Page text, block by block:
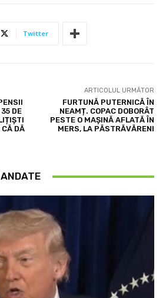
Twitter
DE
CĂ DĂ
ARTICOLUL URMĂTOR
FURTUNĂ PUTERNICĂ ÎN
NEAMȚ. COPAC DOBORÂT
PESTE O MAȘINĂ AFLATĂ ÎN
MERS, LA PĂSTRĂVĂRENI